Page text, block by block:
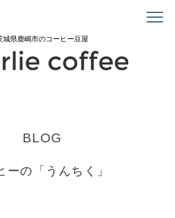
城県鹿嶋市のコーヒー豆屋
BLOG
の「うんちく」